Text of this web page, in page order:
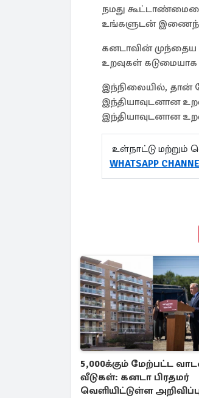
நமது
உங்களுடன் இணைந்து
கனடாவின் முந்தைய
உறவுகள் கடுமையாக
இந்நிலையில், தான்
இந்தியாவுடனான
இந்தியாவுடனான
உள்நாட்டு மற்றும்
WHATSAPP
5,000க்கும் மேற்பட்ட
வீடுகள்: கனடா பிரதமர்
வெளியிட்டுள்ள